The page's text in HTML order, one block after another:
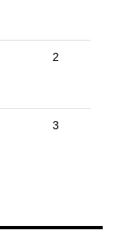
2
3